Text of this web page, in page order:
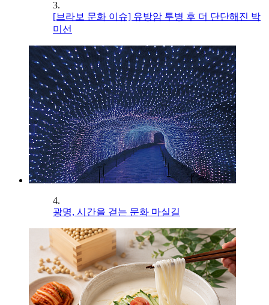
3.
[브라보 문화 이슈] 유방암 투병 후 더 단단해진 박
미선
4.
광명, 시간을 걷는 문화 마실길